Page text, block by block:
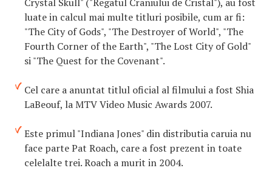
luate in calcul mai multe titluri posibile, cum ar fi:
"The City of Gods", "The Destroyer of World", "The
Fourth Corner of the Earth", "The Lost City of Gold"
si "The Quest for the Covenant".
Cel care a anuntat titlul oficial al filmului a fost Shia
LaBeouf, la MTV Video Music Awards 2007.
Este primul "Indiana Jones" din distributia caruia nu
face parte Pat Roach, care a fost prezent in toate
celelalte trei. Roach a murit in 2004.